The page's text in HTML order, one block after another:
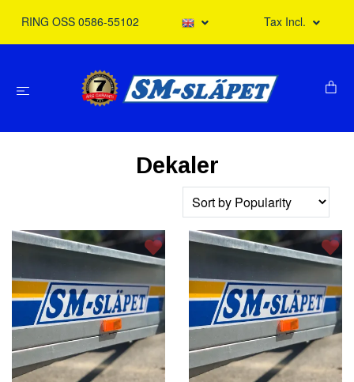
RING OSS 0586-55102 Tax Incl.
Dekaler